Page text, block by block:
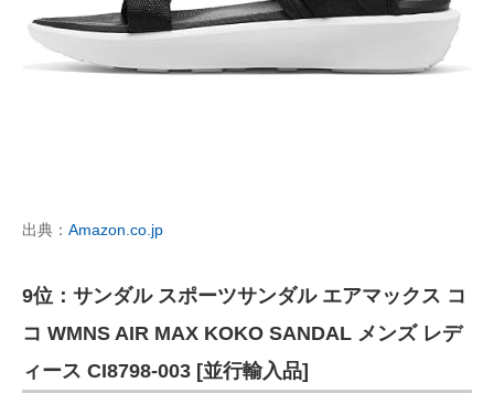
出典： Amazon.co.jp
9位：サンダル スポーツサンダル エアマックス コ
コ WMNS AIR MAX KOKO SANDAL メンズ レデ
ィース CI8798-003 [並行輸入品]